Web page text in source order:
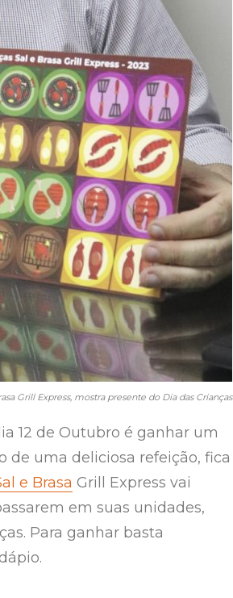
Grill Express, mostra presente do Dia das Crianças
12 de Outubro é ganhar um
de uma deliciosa refeição, fica
e Brasa Grill Express vai
em suas unidades,
Para ganhar basta